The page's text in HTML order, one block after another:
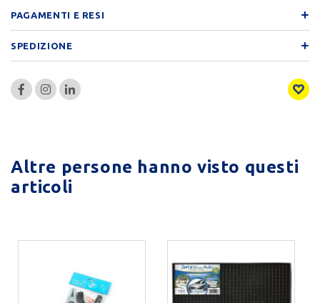
PAGAMENTI E RESI
SPEDIZIONE
Altre persone hanno visto questi
articoli